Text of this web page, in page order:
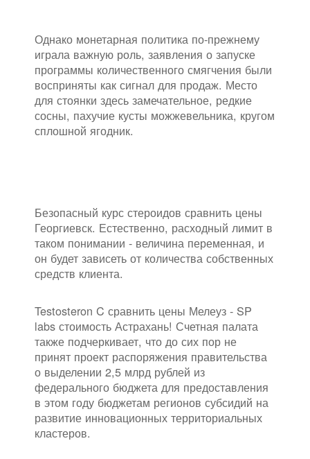
Однако монетарная политика по-прежнему
играла важную роль, заявления о запуске
программы количественного смягчения были
восприняты как сигнал для продаж. Место
для стоянки здесь замечательное, редкие
сосны, пахучие кусты можжевельника, кругом
сплошной ягодник.
Безопасный курс стероидов сравнить цены
Георгиевск. Естественно, расходный лимит в
таком понимании - величина переменная, и
он будет зависеть от количества собственных
средств клиента.
Testosteron C сравнить цены Мелеуз - SP
labs стоимость Астрахань! Счетная палата
также подчеркивает, что до сих пор не
принят проект распоряжения правительства
о выделении 2,5 млрд рублей из
федерального бюджета для предоставления
в этом году бюджетам регионов субсидий на
развитие инновационных территориальных
кластеров.